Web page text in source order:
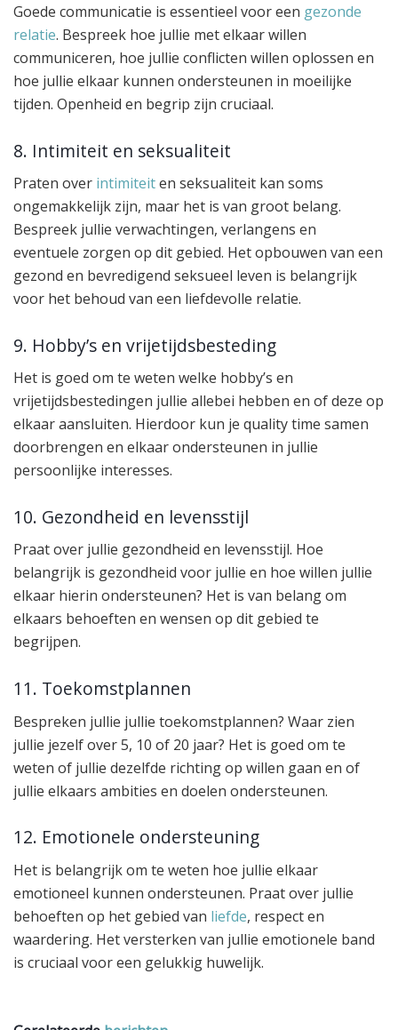
Goede communicatie is essentieel voor een gezonde
relatie. Bespreek hoe jullie met elkaar willen
communiceren, hoe jullie conflicten willen oplossen en
hoe jullie elkaar kunnen ondersteunen in moeilijke
tijden. Openheid en begrip zijn cruciaal.
8. Intimiteit en seksualiteit
Praten over intimiteiten seksualiteit kan soms
ongemakkelijk zijn, maar het is van groot belang.
Bespreek jullie verwachtingen, verlangens en
eventuele zorgen op dit gebied. Het opbouwen van een
gezond en bevredigend seksueel leven is belangrijk
voor het behoud van een liefdevolle relatie.
9. Hobby’s en vrijetijdsbesteding
Het is goed om te weten welke hobby’s en
vrijetijdsbestedingen jullie allebei hebben en of deze op
elkaar aansluiten. Hierdoor kun je quality time samen
doorbrengen en elkaar ondersteunen in jullie
persoonlijke interesses.
10. Gezondheid en levensstijl
Praat over jullie gezondheid en levensstijl. Hoe
belangrijk is gezondheid voor jullie en hoe willen jullie
elkaar hierin ondersteunen? Het is van belang om
elkaars behoeften en wensen op dit gebied te
begrijpen.
11. Toekomstplannen
Bespreken jullie jullie toekomstplannen? Waar zien
jullie jezelf over 5, 10 of 20 jaar? Het is goed om te
weten of jullie dezelfde richting op willen gaan en of
jullie elkaars ambities en doelen ondersteunen.
12. Emotionele ondersteuning
Het is belangrijk om te weten hoe jullie elkaar
emotioneel kunnen ondersteunen. Praat over jullie
behoeften op het gebied van liefde, respect en
waardering. Het versterken van jullie emotionele band
is cruciaal voor een gelukkig huwelijk.